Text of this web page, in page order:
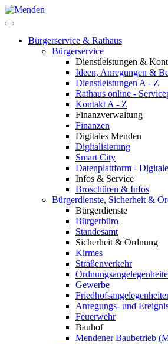
Bürgerservice & Rathaus
Bürgerservice
Dienstleistungen &
Ideen, Anregungen &
Dienstleistungen A - Z
Rathaus online -
Kontakt A - Z
Finanzverwaltung
Finanzen
Digitales Menden
Digitalisierung
Smart City
Datenplattform -
Infos & Service
Broschüren & Infos
Bürgerdienste, Sicherheit &
Bürgerdienste
Bürgerbüro
Standesamt
Sicherheit & Ordnung
Kirmes
Straßenverkehr
Gewerbe
Anregungs- und
Feuerwehr
Bauhof
Mendener Baubetrieb